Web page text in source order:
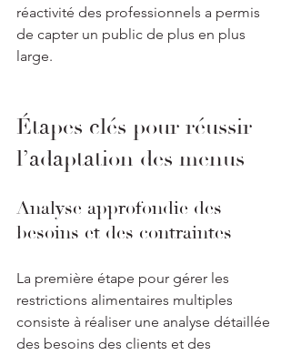
réactivité des professionnels a permis
de capter un public de plus en plus
large.
Étapes clés pour réussir
l’adaptation des menus
Analyse approfondie des
besoins et des contraintes
La première étape pour gérer les
restrictions alimentaires multiples
consiste à réaliser une analyse détaillée
des besoins des clients et des